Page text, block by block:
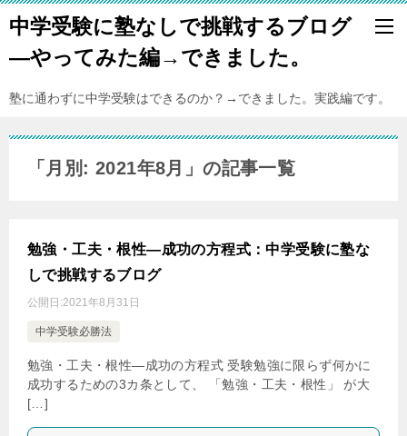
中学受験に塾なしで挑戦するブログ
―やってみた編→できました。
塾に通わずに中学受験はできるのか？→できました。実践編です。
「月別: 2021年8月」の記事一覧
勉強・工夫・根性―成功の方程式：中学受験に塾な
しで挑戦するブログ
公開日:2021年8月31日
中学受験必勝法
勉強・工夫・根性―成功の方程式 受験勉強に限らず何かに
成功するための3カ条として、 「勉強・工夫・根性」 が大
[…]